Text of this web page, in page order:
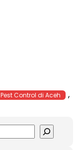
Pest Control di Aceh ,